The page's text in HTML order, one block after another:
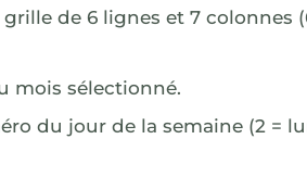
de 6 lignes et 7 colonnes
mois sélectionné.
du jour de la semaine (2 =